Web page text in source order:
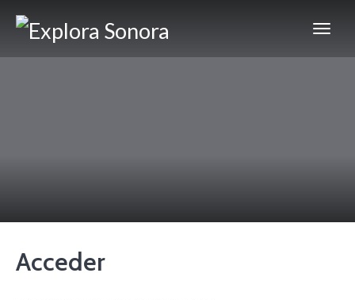
Acceder